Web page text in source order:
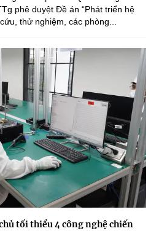
phê duyệt Đề án “Phát triển hệ
thử nghiệm, các phòng...
tối thiểu 4 công nghệ chiến